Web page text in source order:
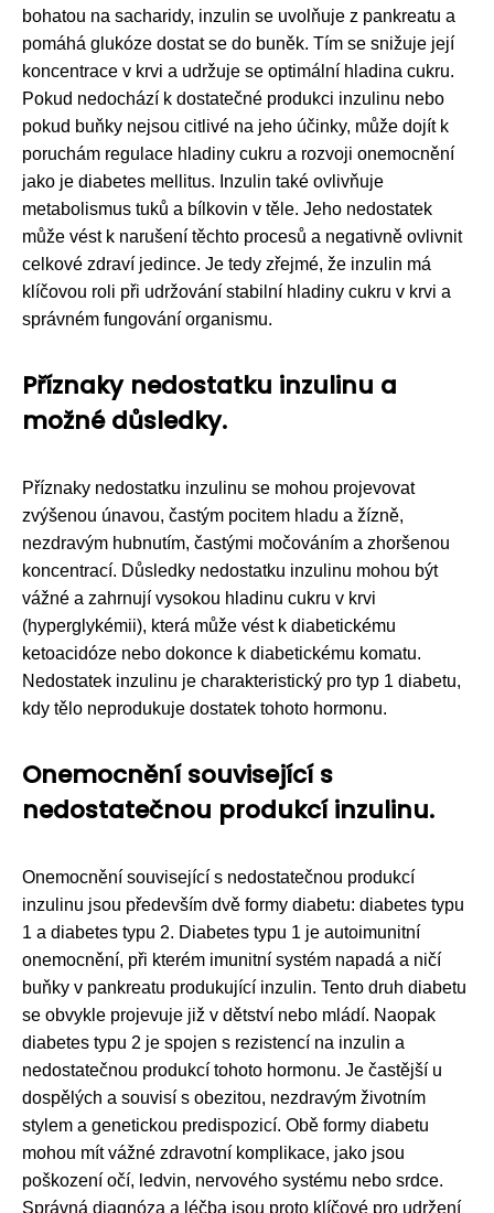
bohatou na sacharidy, inzulin se uvolňuje z pankreatu a
pomáhá glukóze dostat se do buněk. Tím se snižuje její
koncentrace v krvi a udržuje se optimální hladina cukru.
Pokud nedochází k dostatečné produkci inzulinu nebo
pokud buňky nejsou citlivé na jeho účinky, může dojít k
poruchám regulace hladiny cukru a rozvoji onemocnění
jako je diabetes mellitus. Inzulin také ovlivňuje
metabolismus tuků a bílkovin v těle. Jeho nedostatek
může vést k narušení těchto procesů a negativně ovlivnit
celkové zdraví jedince. Je tedy zřejmé, že inzulin má
klíčovou roli při udržování stabilní hladiny cukru v krvi a
správném fungování organismu.
Příznaky nedostatku inzulinu a
možné důsledky.
Příznaky nedostatku inzulinu se mohou projevovat
zvýšenou únavou, častým pocitem hladu a žízně,
nezdravým hubnutím, častými močováním a zhoršenou
koncentrací. Důsledky nedostatku inzulinu mohou být
vážné a zahrnují vysokou hladinu cukru v krvi
(hyperglykémii), která může vést k diabetickému
ketoacidóze nebo dokonce k diabetickému komatu.
Nedostatek inzulinu je charakteristický pro typ 1 diabetu,
kdy tělo neprodukuje dostatek tohoto hormonu.
Onemocnění související s
nedostatečnou produkcí inzulinu.
Onemocnění související s nedostatečnou produkcí
inzulinu jsou především dvě formy diabetu: diabetes typu
1 a diabetes typu 2. Diabetes typu 1 je autoimunitní
onemocnění, při kterém imunitní systém napadá a ničí
buňky v pankreatu produkující inzulin. Tento druh diabetu
se obvykle projevuje již v dětství nebo mládí. Naopak
diabetes typu 2 je spojen s rezistencí na inzulin a
nedostatečnou produkcí tohoto hormonu. Je častější u
dospělých a souvisí s obezitou, nezdravým životním
stylem a genetickou predispozicí. Obě formy diabetu
mohou mít vážné zdravotní komplikace, jako jsou
poškození očí, ledvin, nervového systému nebo srdce.
Správná diagnóza a léčba jsou proto klíčové pro udržení